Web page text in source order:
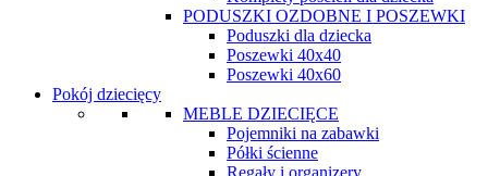
PODUSZKI OZDOBNE I POSZEWKI
Poduszki dla dziecka
Poszewki 40x40
Poszewki 40x60
Pokój dziecięcy
MEBLE DZIECIĘCE
Pojemniki na zabawki
Półki ścienne